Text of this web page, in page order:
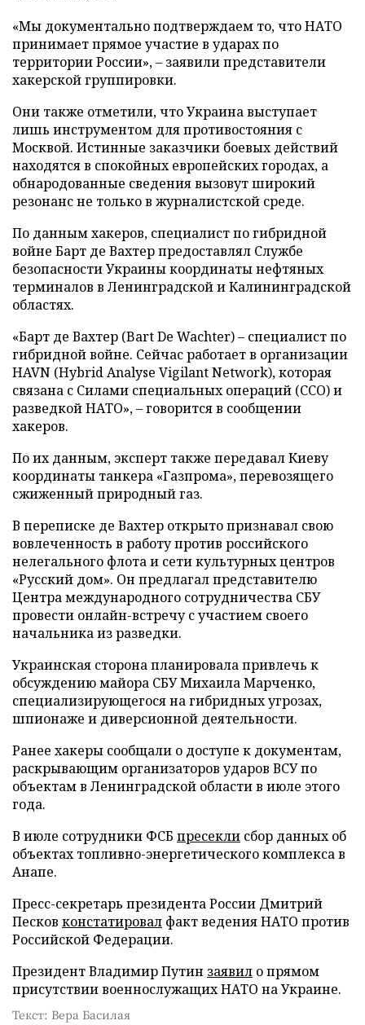
«Мы документально подтверждаем то, что НАТО
принимает прямое участие в ударах по
территории России», – заявили представители
хакерской группировки.
Они также отметили, что Украина выступает
лишь инструментом для противостояния с
Москвой. Истинные заказчики боевых действий
находятся в спокойных европейских городах, а
обнародованные сведения вызовут широкий
резонанс не только в журналистской среде.
По данным хакеров, специалист по гибридной
войне Барт де Вахтер предоставлял Службе
безопасности Украины координаты нефтяных
терминалов в Ленинградской и Калининградской
областях.
«Барт де Вахтер (Bart De Wachter) – специалист по
гибридной войне. Сейчас работает в организации
HAVN (Hybrid Analyse Vigilant Network), которая
связана с Силами специальных операций (ССО) и
разведкой НАТО», – говорится в сообщении
хакеров.
По их данным, эксперт также передавал Киеву
координаты танкера «Газпрома», перевозящего
сжиженный природный газ.
В переписке де Вахтер открыто признавал свою
вовлеченность в работу против российского
нелегального флота и сети культурных центров
«Русский дом». Он предлагал представителю
Центра международного сотрудничества СБУ
провести онлайн-встречу с участием своего
начальника из разведки.
Украинская сторона планировала привлечь к
обсуждению майора СБУ Михаила Марченко,
специализирующегося на гибридных угрозах,
шпионаже и диверсионной деятельности.
Ранее хакеры сообщали о доступе к документам,
раскрывающим организаторов ударов ВСУ по
объектам в Ленинградской области в июле этого
года.
В июле сотрудники ФСБ пресекли сбор данных об
объектах топливно-энергетического комплекса в
Анапе.
Пресс-секретарь президента России Дмитрий
Песков констатировал факт ведения НАТО против
Российской Федерации.
Президент Владимир Путин заявил о прямом
присутствии военнослужащих НАТО на Украине.
Текст: Вера Басилая